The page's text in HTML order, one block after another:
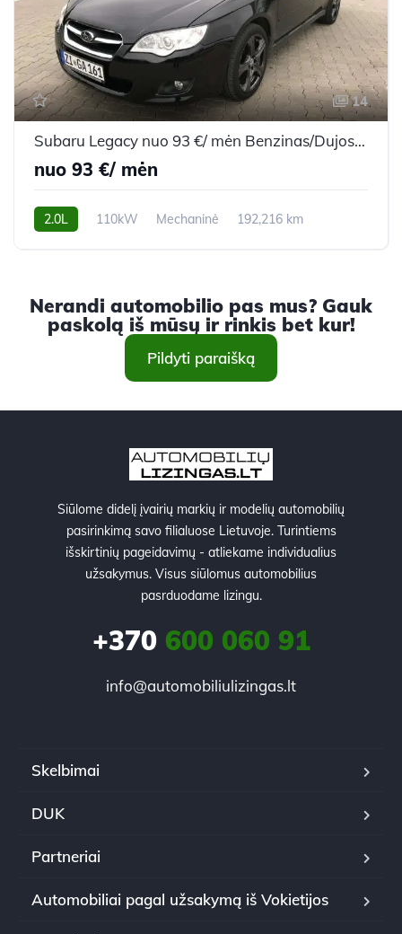
14
Subaru Legacy nuo 93 €/ mėn Benzinas/Dujos 2008m. Universalas Mechaninė
nuo 93 €/ mėn
2.0L 110kW Mechaninė
192,216 km
Nerandi automobilio pas mus? Gauk
paskolą iš mūsų ir rinkis bet kur!
Pildyti paraišką
Siūlome didelį įvairių markių ir modelių automobilių
pasirinkimą savo filialuose Lietuvoje. Turintiems
išskirtinių pageidavimų - atliekame individualius
užsakymus. Visus siūlomus automobilius
pasrduodame lizingu.
+370600 060 91
info@automobiliulizingas.lt
Skelbimai
DUK
Partneriai
Automobiliai pagal užsakymą iš Vokietijos